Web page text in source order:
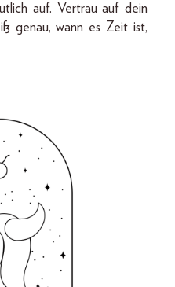
auf. Vertrau auf dein
genau, wann es Zeit ist,